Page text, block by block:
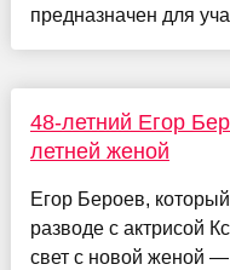
предназначен для
48-летний Егор
летней женой
Егор Бероев,
разводе с актрисой
свет с новой женой